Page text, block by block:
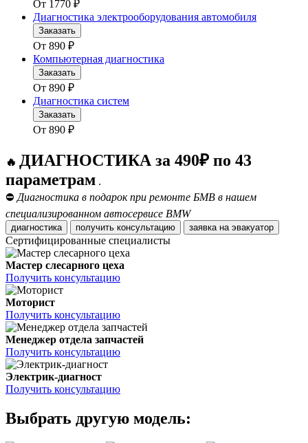
От 1770 ₽
Диагностика электрооборудования автомобиля
Заказать
От 890 ₽
Компьютерная диагностика
Заказать
От 890 ₽
Диагностика систем
Заказать
От 890 ₽
🔥 ДИАГНОСТИКА за 490₽ по 43
параметрам .
⛔ Диагностика в подарок при ремонте БМВ в нашем
специализированном автосервисе BMW
диагностика получить консультацию заявка на эвакуатор
Сертифицированные специалисты
Мастер слесарного цеха
Получить консультацию
Моторист
Получить консультацию
Менеджер отдела запчастей
Получить консультацию
Электрик-диагност
Получить консультацию
Выбрать другую модель: